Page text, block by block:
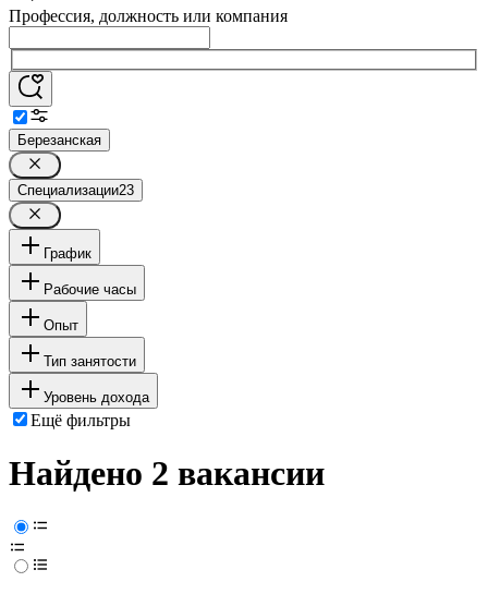
Профессия, должность или компания
Березанская
Специализации23
График
Рабочие часы
Опыт
Тип занятости
Уровень дохода
Ещё фильтры
Найдено 2 вакансии